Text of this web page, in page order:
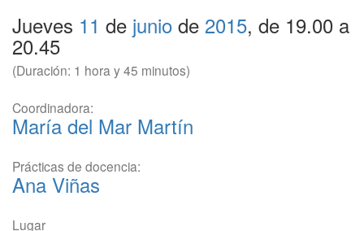
Jueves 11 de junio de 2015, de 19.00 a
20.45
(Duración: 1 hora y 45 minutos)
Coordinadora:
María del Mar Martín
Prácticas de docencia:
Ana Viñas
Lugar